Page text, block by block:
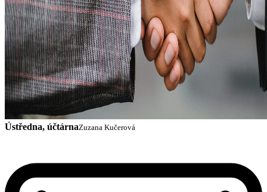
Ústředna, účtárnaZuzana Kučerová